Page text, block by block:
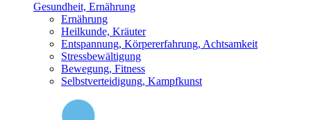
Gesundheit, Ernährung
Ernährung
Heilkunde, Kräuter
Entspannung, Körpererfahrung, Achtsamkeit
Stressbewältigung
Bewegung, Fitness
Selbstverteidigung, Kampfkunst